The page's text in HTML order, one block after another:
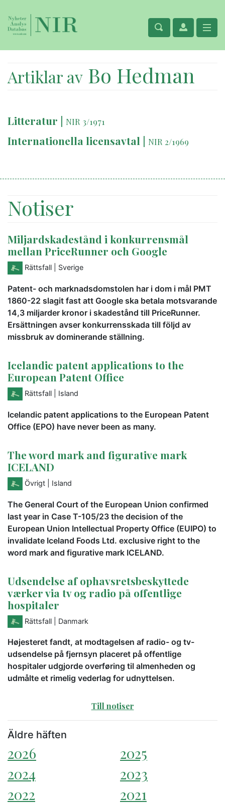
Artiklar av Bo Hedman
Litteratur | NIR 3/1971
Internationella licensavtal | NIR 2/1969
Notiser
Miljardskadestånd i konkurrensmål
mellan PriceRunner och Google
Rättsfall | Sverige
Patent- och marknadsdomstolen har i dom i mål PMT
1860-22 slagit fast att Google ska betala motsvarande
14,3 miljarder kronor i skadestånd till PriceRunner.
Ersättningen avser konkurrensskada till följd av
missbruk av dominerande ställning.
Icelandic patent applications to the
European Patent Office
Rättsfall | Island
Icelandic patent applications to the European Patent
Office (EPO) have never been as many.
The word mark and figurative mark
ICELAND
Övrigt | Island
The General Court of the European Union confirmed
last year in Case T-105/23 the decision of the
European Union Intellectual Property Office (EUIPO) to
invalidate Iceland Foods Ltd. exclusive right to the
word mark and figurative mark ICELAND.
Udsendelse af ophavsretsbeskyttede
værker via tv og radio på offentlige
hospitaler
Rättsfall | Danmark
Højesteret fandt, at modtagelsen af radio- og tv-
udsendelse på fjernsyn placeret på offentlige
hospitaler udgjorde overføring til almenheden og
udmålte et rimelig vederlag for udnyttelsen.
Till notiser
Äldre häften
2026
2025
2024
2023
2022
2021